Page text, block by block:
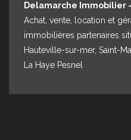
Delamarche Immobilier
Achat, vente, location et
immobilières partenaires
Hauteville-sur-mer, Saint-
La Haye Pesnel